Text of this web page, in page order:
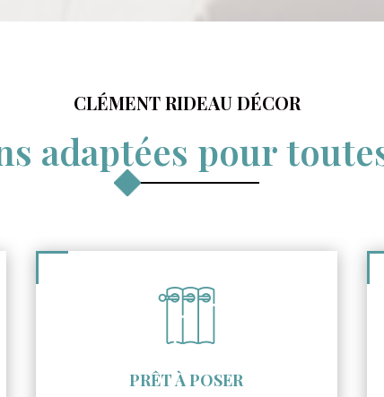
CLÉMENT RIDEAU DÉCOR
adaptées pour
PRÊT À POSER